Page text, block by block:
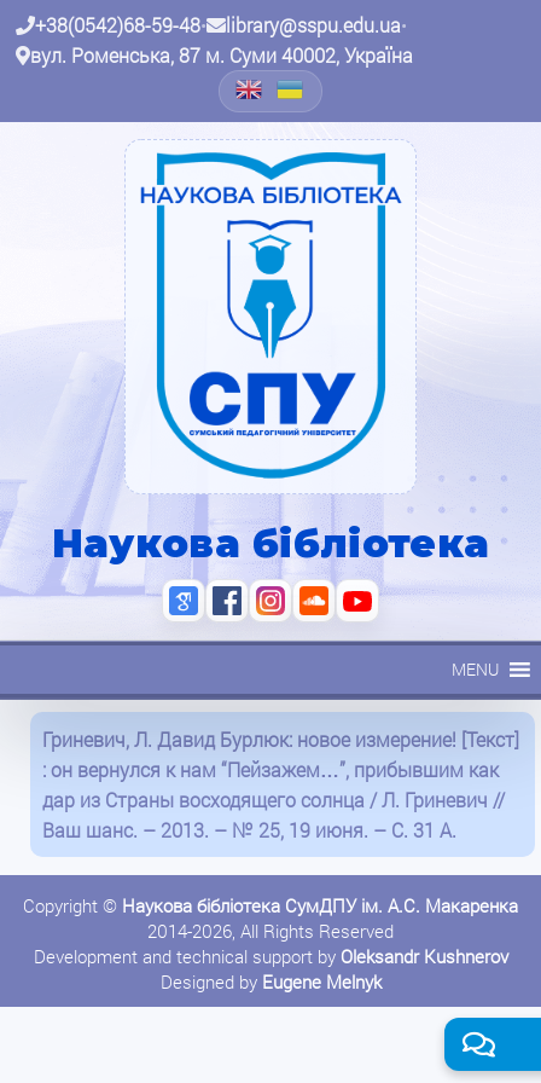
+38(0542)68-59-48• library@sspu.edu.ua•
вул. Роменська, 87 м. Суми 40002, Україна
Наукова бібліотека
MENU
Гриневич, Л. Давид Бурлюк: новое измерение! [Текст]
: он вернулся к нам “Пейзажем…”, прибывшим как
дар из Страны восходящего солнца / Л. Гриневич //
Ваш шанс. – 2013. – № 25, 19 июня. – С. 31 А.
Copyright © Наукова бібліотека СумДПУ ім. А.С. Макаренка
2014-2026, All Rights Reserved
Development and technical support by Oleksandr Kushnerov
Designed by Eugene Melnyk